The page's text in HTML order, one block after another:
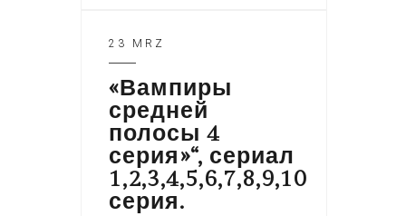
23 MRZ
«Вампиры
средней
полосы 4
серия»“, сериал
1,2,3,4,5,6,7,8,9,10
серия.